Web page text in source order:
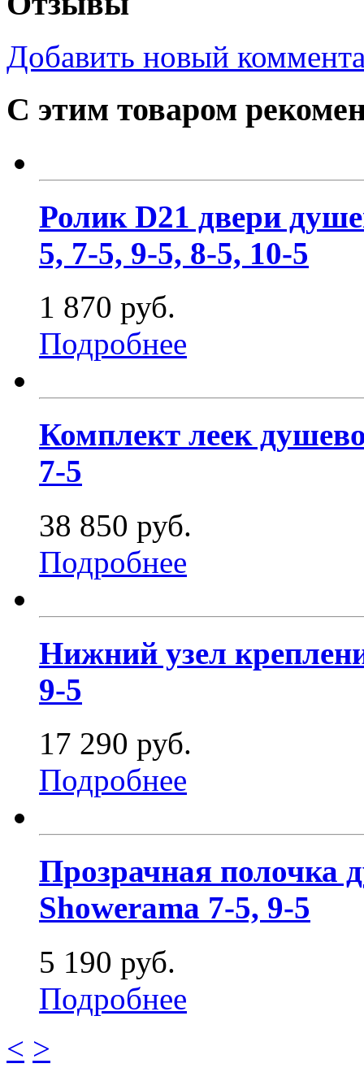
Добавить новый
С этим товаром
Ролик D21 двери
5, 7-5, 9-5, 8-5, 10-5
1 870 руб.
Подробнее
Комплект леек
7-5
38 850 руб.
Подробнее
Нижний узел
9-5
17 290 руб.
Подробнее
Прозрачная полочка
Showerama 7-5, 9-5
5 190 руб.
Подробнее
< >